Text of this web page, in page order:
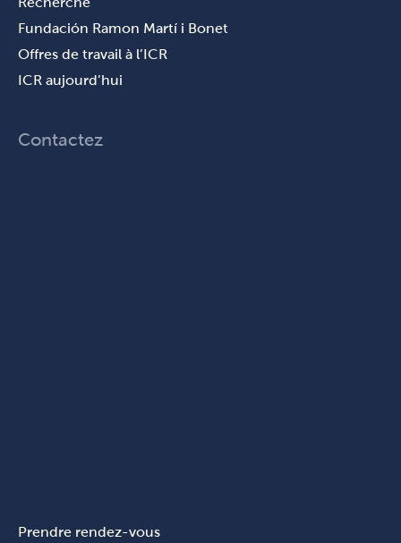
Fundación Ramon Martí i Bonet
Offres de travail à l’ICR
ICR aujourd’hui
Contactez
Prendre rendez-vous